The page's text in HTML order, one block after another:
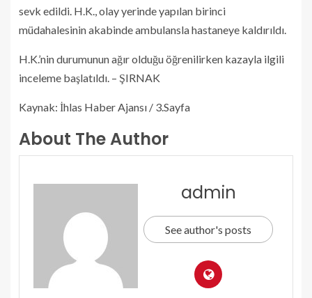
sevk edildi. H.K., olay yerinde yapılan birinci
müdahalesinin akabinde ambulansla hastaneye kaldırıldı.
H.K.’nin durumunun ağır olduğu öğrenilirken kazayla ilgili
inceleme başlatıldı. – ŞIRNAK
Kaynak: İhlas Haber Ajansı / 3.Sayfa
About The Author
admin
See author's posts